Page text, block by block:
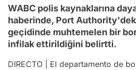
WABC polis kaynaklarına
haberinde, Port
geçidinde muhtemelen bir
infilak ettirildiğini belirtti.
DIRECTO | El departamento de